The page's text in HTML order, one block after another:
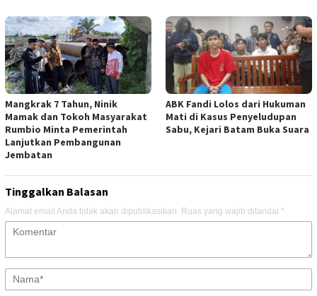
Mangkrak 7 Tahun, Ninik
Mamak dan Tokoh Masyarakat
Rumbio Minta Pemerintah
Lanjutkan Pembangunan
Jembatan
ABK Fandi Lolos dari Hukuman
Mati di Kasus Penyeludupan
Sabu, Kejari Batam Buka Suara
Tinggalkan Balasan
Alamat email Anda tidak akan dipublikasikan. Ruas yang wajib ditandai *